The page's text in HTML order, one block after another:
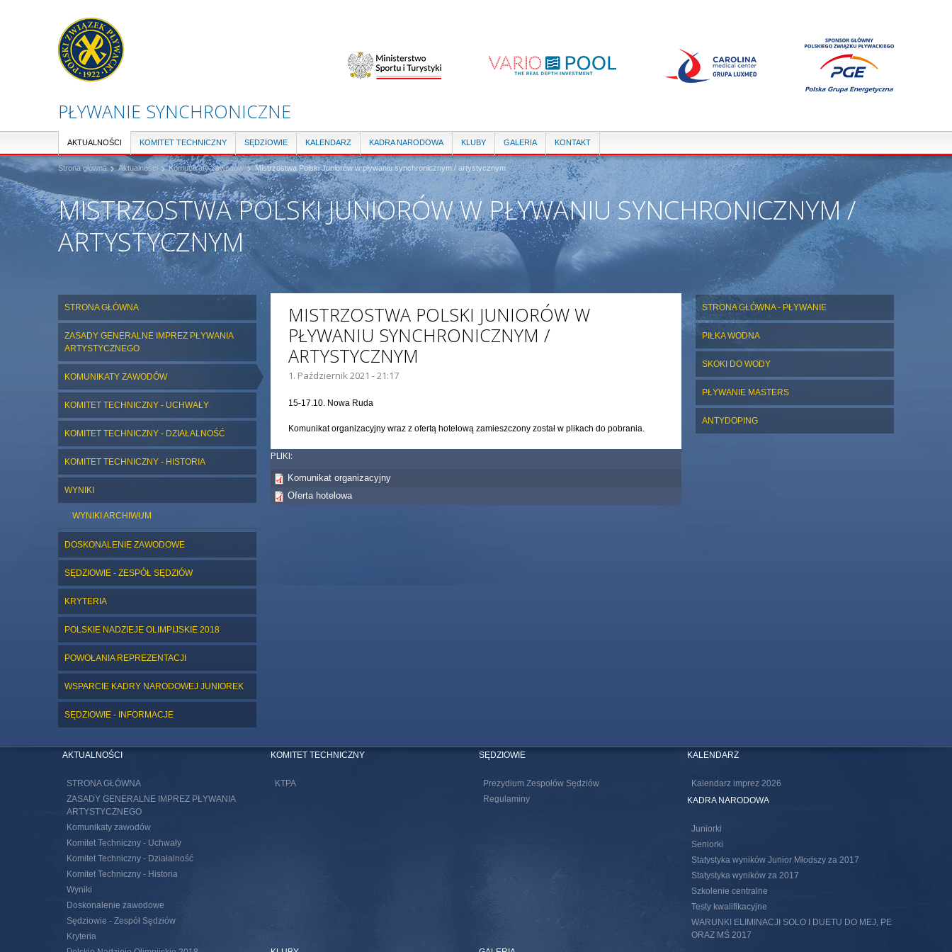
PŁYWANIE SYNCHRONICZNE
AKTUALNOŚCI KOMITET TECHNICZNY SĘDZIOWIE KALENDARZ KADRA NARODOWA KLUBY GALERIA KONTAKT
Strona główna Aktualności Komunikaty zawodów Mistrzostwa Polski Juniorów w pływaniu synchronicznym / artystycznym
MISTRZOSTWA POLSKI JUNIORÓW W PŁYWANIU SYNCHRONICZNYM /
ARTYSTYCZNYM
STRONA GŁÓWNA
ZASADY GENERALNE IMPREZ PŁYWANIA
ARTYSTYCZNEGO
KOMUNIKATY ZAWODÓW
KOMITET TECHNICZNY - UCHWAŁY
KOMITET TECHNICZNY - DZIAŁALNOŚĆ
KOMITET TECHNICZNY - HISTORIA
WYNIKI
WYNIKI ARCHIWUM
DOSKONALENIE ZAWODOWE
SĘDZIOWIE - ZESPÓŁ SĘDZIÓW
KRYTERIA
POLSKIE NADZIEJE OLIMPIJSKIE 2018
POWOŁANIA REPREZENTACJI
WSPARCIE KADRY NARODOWEJ JUNIOREK
SĘDZIOWIE - INFORMACJE
MISTRZOSTWA POLSKI JUNIORÓW W
PŁYWANIU SYNCHRONICZNYM /
ARTYSTYCZNYM
1. Październik 2021 - 21:17
15-17.10. Nowa Ruda
Komunikat organizacyjny wraz z ofertą hotelową zamieszczony został w plikach do pobrania.
PLIKI:
Komunikat organizacyjny
Oferta hotelowa
STRONA GŁÓWNA - PŁYWANIE
PIŁKA WODNA
SKOKI DO WODY
PŁYWANIE MASTERS
ANTYDOPING
AKTUALNOŚCI
STRONA GŁÓWNA
ZASADY GENERALNE IMPREZ PŁYWANIA
ARTYSTYCZNEGO
Komunikaty zawodów
Komitet Techniczny - Uchwały
Komitet Techniczny - Działalność
Komitet Techniczny - Historia
Wyniki
Doskonalenie zawodowe
Sędziowie - Zespół Sędziów
Kryteria
KOMITET TECHNICZNY
KTPA
SĘDZIOWIE
Prezydium Zespołów Sędziów
Regulaminy
KALENDARZ
Kalendarz imprez 2026
KADRA NARODOWA
Juniorki
Seniorki
Statystyka wyników Junior Młodszy za 2017
Statystyka wyników za 2017
Szkolenie centralne
Testy kwalifikacyjne
WARUNKI ELIMINACJI SOLO I DUETU DO MEJ, PE
ORAZ MŚ 2017